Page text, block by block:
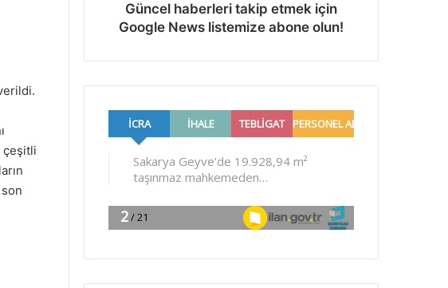
çeşitli
Güncel haberleri takip etmek için
Google News listemize abone olun!